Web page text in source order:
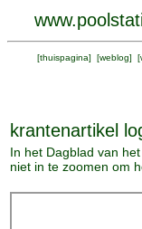
[thuispagina] [weblog] [
krantenartikel
In het Dagblad van
niet in te zoomen om